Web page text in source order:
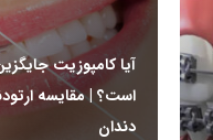
آیا کامپوزیت
است؟ | مقایسه
دندان